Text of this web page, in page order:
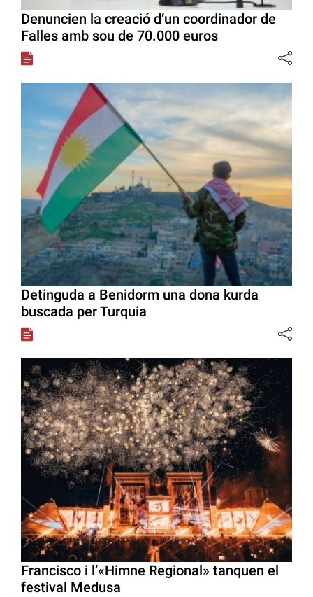
Denuncien la creació d’un coordinador de
Falles amb sou de 70.000 euros
Detinguda a Benidorm una dona kurda
buscada per Turquia
Francisco i l’«Himne Regional» tanquen el
festival Medusa